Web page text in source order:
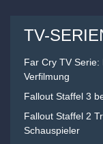
TV-
Far Cry TV
Verfilmung
Fallout Staffel 3
Fallout Staffel 2
Schauspieler